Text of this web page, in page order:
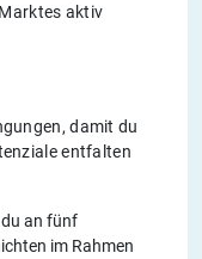
aktiv
damit du
entfalten
an fünf
im Rahmen